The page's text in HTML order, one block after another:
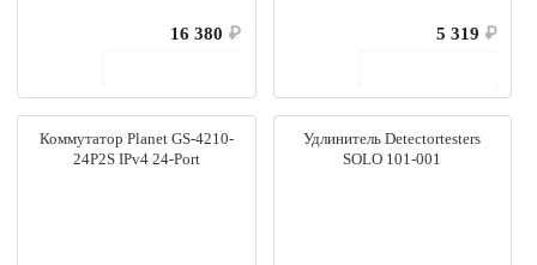
16 380 ₽
5 319 ₽
Коммутатор Planet GS-4210-
24P2S IPv4 24-Port
Удлинитель Detectortesters
SOLO 101-001